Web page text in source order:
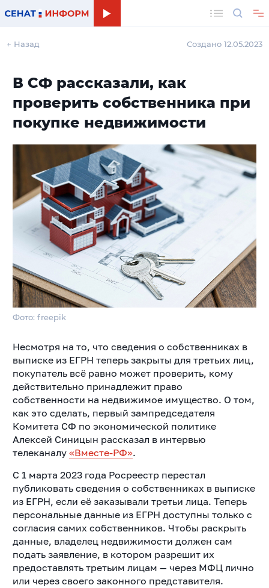
← Назад Создано 12.05.2023
В СФ рассказали, как
проверить собственника при
покупке недвижимости
Фото: freepik
Несмотря на то, что сведения о собственниках в
выписке из ЕГРН теперь закрыты для третьих лиц,
покупатель всё равно может проверить, кому
действительно принадлежит право
собственности на недвижимое имущество. О том,
как это сделать, первый зампредседателя
Комитета СФ по экономической политике
Алексей Синицын рассказал в интервью
телеканалу «Вместе-РФ».
С 1 марта 2023 года Росреестр перестал
публиковать сведения о собственниках в выписке
из ЕГРН, если её заказывали третьи лица. Теперь
персональные данные из ЕГРН доступны только с
согласия самих собственников. Чтобы раскрыть
данные, владелец недвижимости должен сам
подать заявление, в котором разрешит их
предоставлять третьим лицам — через МФЦ лично
или через своего законного представителя.